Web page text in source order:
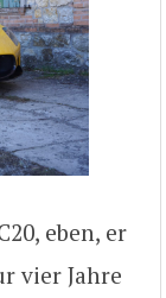
eben, er
vier Jahre